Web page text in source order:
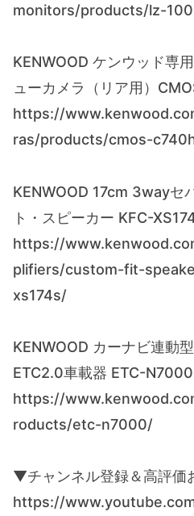
monitors/products/lz-
KENWOOD ケンウッド専
ューカメラ（リア用）
https://
ras/products/cmos-
KENWOOD 17cm 3wayセ
ト・スピーカー KFC-
https://
plifiers/custom-fit-
xs174s/
KENWOOD カーナビ連動
ETC2.0車載器 ETC-
https://
roducts/etc-n7000/
▼チャンネル登録＆高評価
https://